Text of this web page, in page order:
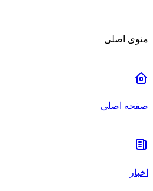
منوی اصلی
صفحه اصلی
اخبار